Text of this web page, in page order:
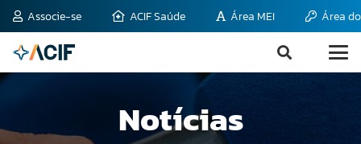
Associe-se ACIF Saúde Área MEI Área
Notícias